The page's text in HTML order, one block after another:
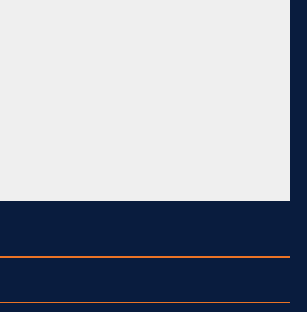
陸前高砂駅